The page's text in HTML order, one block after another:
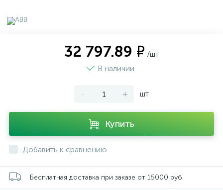
32 797.89 ₽ /шт
В наличии
- + шт
Купить
Добавить к сравнению
Бесплатная доставка при заказе от 15000 руб.